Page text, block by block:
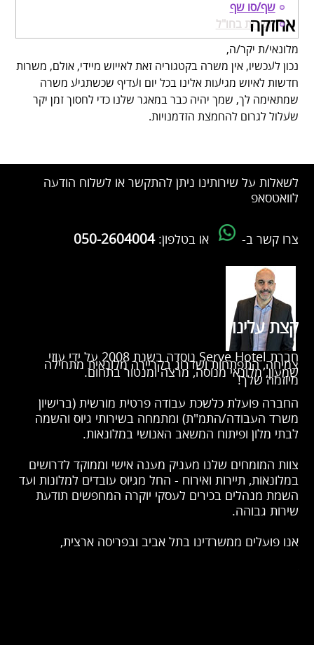
שף/סו שף
משרות בחו"ל
אחזקה
מלונאי/ת יקר/ה,
נכון לעכשיו, אין משרה בקטגוריה זאת לאייוש מיידי, אולם, משרות
חדשות לאיוש מגיעות אלינו בכל יום ועדיף שכשתגיע משרה
שמתאימה לך, שמך יהיה כבר במאגר שלנו כדי לחסוך זמן יקר
שעלול לגרום להחמצת הזדמנויות.
לשאלות על שירותינו ניתן להתקשר או לשלוח הודעה
לוואטסאפ
צרו קשר ב- או בטלפון:050-2604004
צמיחה, התפתחות ושדרוג בקריירה מלונאית מתחילה
מיוזמה שלך!
קצת עלינו
חברת Serve Hotel נוסדה בשנת 2008 על ידי עוזי
שמעון, מלונאי מנוסה, מרצה ומנטור בתחום.
החברה פועלת כלשכת עבודה פרטית מורשית (ברישיון
משרד העבודה/התמ"ת) ומתמחה בשירותי גיוס והשמה
לבתי מלון ופיתוח המשאב האנושי במלונאות.
צוות המומחים שלנו מעניק מענה אישי וממוקד לדרושים
במלונאות, תיירות ואירוח - החל מגיוס עובדים למלונות ועד
השמת מנהלים בכירים לעסקי יוקרה המחפשים תודעת
שירות גבוהה.
אנו פועלים ממשרדינו בתל אביב ובפריסה ארצית,